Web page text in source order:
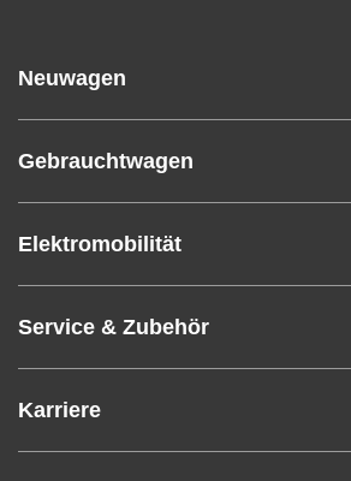
Neuwagen
Gebrauchtwagen
Elektromobilität
Service & Zubehör
Karriere